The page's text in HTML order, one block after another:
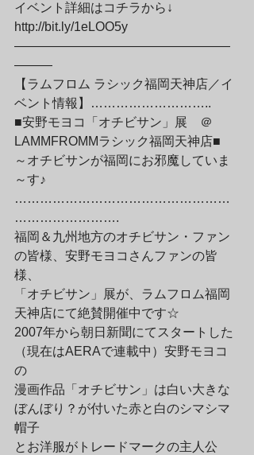
イベント詳細はコチラから↓
http://bit.ly/1eLOO5y
—————————————————
———
【ラムフロム ラシック福岡天神店／イ
ベント情報】………………………..
■安野モヨコ「オチビサン」展　＠
LAMMFROMMラシック福岡天神店■
～オチビサンが福岡にお邪魔していま
～す♪
……………………………………………
…………………….
福岡＆九州地方のオチビサン・ファン
の皆様、安野モヨコさんファンの皆
様、
「オチビサン」展が、ラムフロム福岡
天神店にて絶賛開催中です☆
2007年から朝日新聞にてスタートした
（現在はAERAで連載中）安野モヨコ
の
漫画作品「オチビサン」は白い大きな
ぼんぼり？が付いた赤と白のシマシマ
帽子
とお洋服がトレードマークの主人公